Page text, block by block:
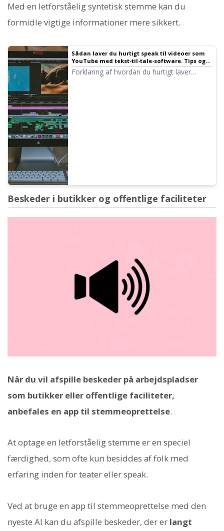
Med en letforståelig syntetisk stemme kan du
formidle vigtige informationer mere sikkert.
Sådan laver du hurtigt speak til videoer som
YouTube med tekst-til-tale-software. Tips og
tricks | Tekst-til-tale-software Ondoku
Forklaring af hvordan du hurtigt laver
Beskeder i butikker og offentlige faciliteter
Når du vil afspille beskeder på arbejdspladser
som butikker eller offentlige faciliteter,
anbefales en app til stemmeoprettelse.
At optage en letforståelig stemme er en speciel
færdighed, som ofte kun besiddes af folk med
erfaring inden for teater eller speak.
Ved at bruge en app til stemmeoprettelse med den
nyeste AI kan du afspille beskeder, der er langt